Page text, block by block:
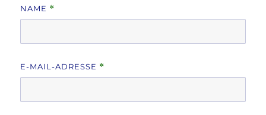
NAME *
E-MAIL-ADRESSE *